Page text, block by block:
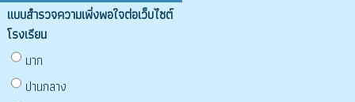
แบบสำรวจความเพิ่งพอใจต่อเว็บไซต์
โรงเรียน
มาก
ปานกลาง